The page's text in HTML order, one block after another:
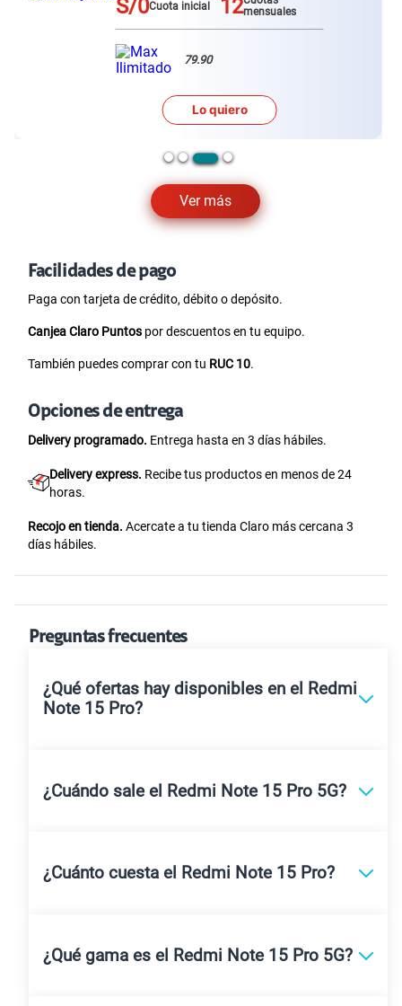
Ver más
S/0Cuota inicial 12mensuales
79.90
Lo quiero
Facilidades de pago
Paga con tarjeta de crédito, débito o depósito.
Canjea Claro Puntos por descuentos en tu equipo.
También puedes comprar con tu RUC 10.
Opciones de entrega
Delivery programado. Entrega hasta en 3 días hábiles.
Delivery express. Recibe tus productos en menos de 24
horas.
Recojo en tienda. Acercate a tu tienda Claro más cercana 3
días hábiles.
Preguntas frecuentes
¿Qué ofertas hay disponibles en el Redmi
Note 15 Pro?
¿Cuándo sale el Redmi Note 15 Pro 5G?
¿Cuánto cuesta el Redmi Note 15 Pro?
¿Qué gama es el Redmi Note 15 Pro 5G?